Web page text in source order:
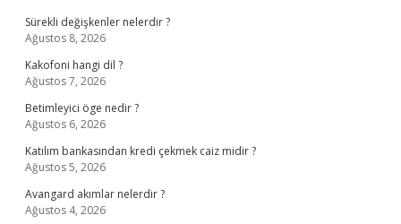
Sürekli değişkenler nelerdir ?
Ağustos 8, 2026
Kakofoni hangi dil ?
Ağustos 7, 2026
Betimleyici öge nedir ?
Ağustos 6, 2026
Katılım bankasından kredi çekmek caiz midir ?
Ağustos 5, 2026
Avangard akımlar nelerdir ?
Ağustos 4, 2026